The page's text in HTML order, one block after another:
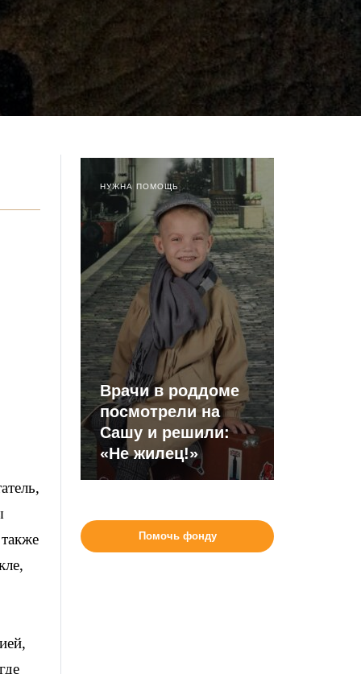
НУЖНА ПОМОЩЬ
Врачи в роддоме
посмотрели на
Сашу и решили:
«Не жилец!»
Помочь фонду